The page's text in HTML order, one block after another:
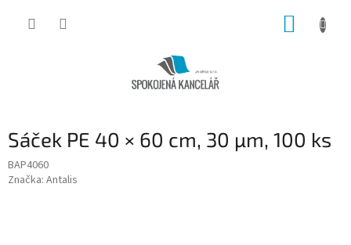
Sáček PE 40 × 60 cm, 30 µm, 100 ks
BAP4060
Značka: Antalis